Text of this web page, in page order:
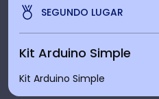
SEGUNDO LUGAR
Kit Arduino Simple
Kit Arduino Simple